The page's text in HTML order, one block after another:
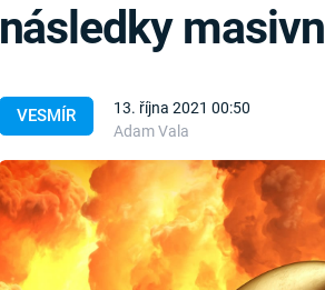
VESMÍR
13. října 2021 00:50
Adam Vala
následky